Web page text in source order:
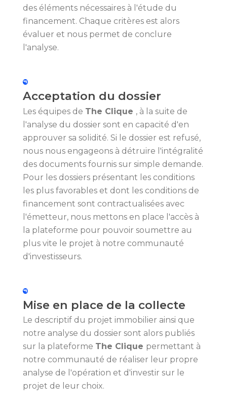
des éléments nécessaires à l'étude du
financement. Chaque critères est alors
évaluer et nous permet de conclure
l'analyse.
Acceptation du dossier
Les équipes de The Clique , à la suite de
l'analyse du dossier sont en capacité d'en
approuver sa solidité. Si le dossier est refusé,
nous nous engageons à détruire l'intégralité
des documents fournis sur simple demande.
Pour les dossiers présentant les conditions
les plus favorables et dont les conditions de
financement sont contractualisées avec
l'émetteur, nous mettons en place l'accès à
la plateforme pour pouvoir soumettre au
plus vite le projet à notre communauté
d'investisseurs.
Mise en place de la collecte
Le descriptif du projet immobilier ainsi que
notre analyse du dossier sont alors publiés
sur la plateforme The Clique permettant à
notre communauté de réaliser leur propre
analyse de l'opération et d'investir sur le
projet de leur choix.